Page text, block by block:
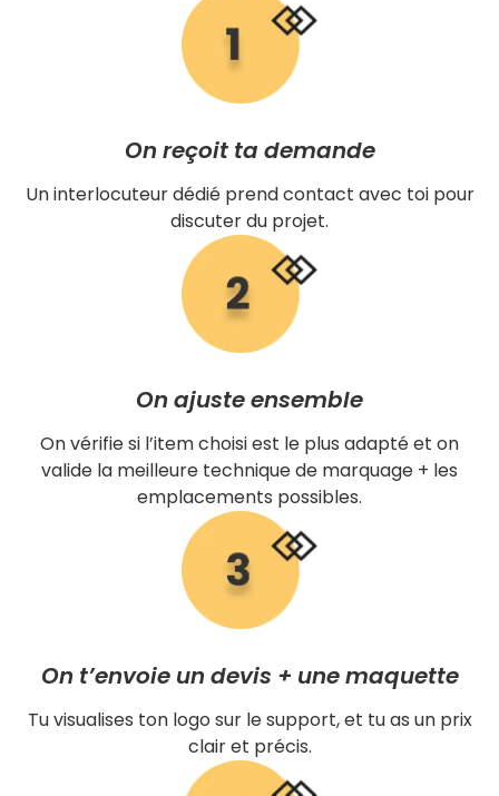
On reçoit ta demande
Un interlocuteur dédié prend contact avec toi pour
discuter du projet.
On ajuste ensemble
On vérifie si l’item choisi est le plus adapté et on
valide la meilleure technique de marquage + les
emplacements possibles.
On t’envoie un devis + une maquette
Tu visualises ton logo sur le support, et tu as un prix
clair et précis.